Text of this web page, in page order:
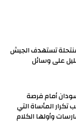
تستهدف الجيش
على وسائل
أبريل.. السودان أمام فرصة
تكرار المأساة التي
وأولها الكلام